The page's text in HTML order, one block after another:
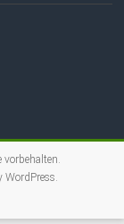
vorbehalten.
WordPress.